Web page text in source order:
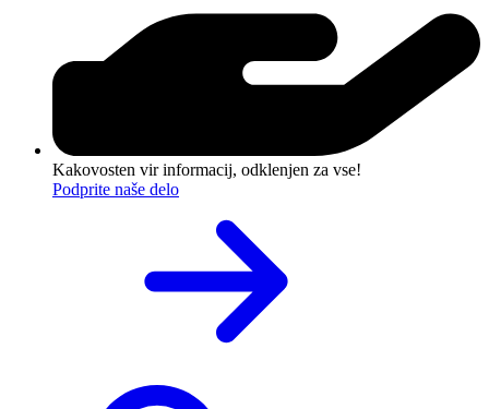
Kakovosten vir informacij, odklenjen za vse!
Podprite naše delo